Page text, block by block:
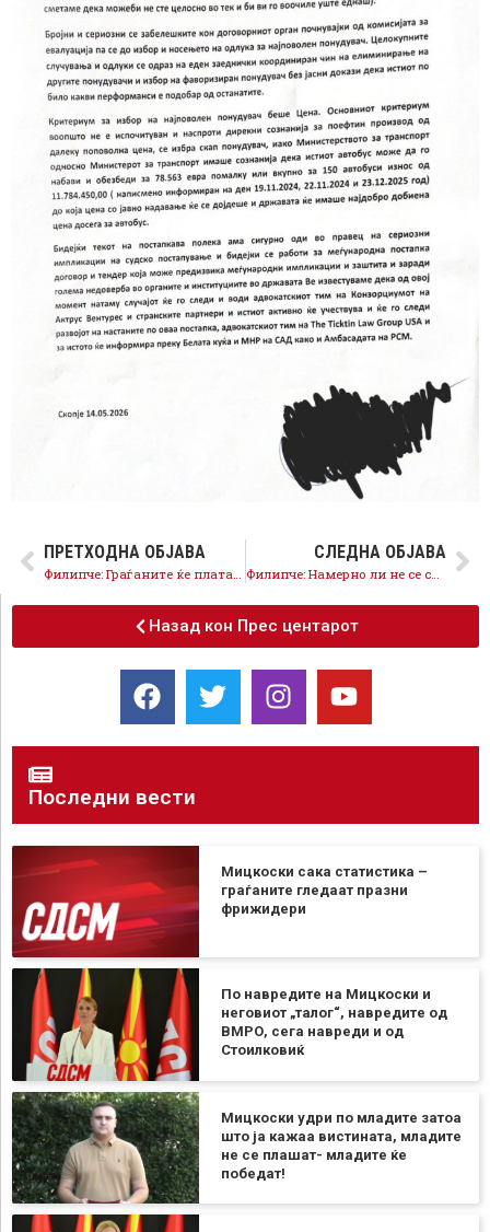
ПРЕТХОДНА ОБЈАВА СЛЕДНА ОБЈАВА
Филипче: Намерно ли не се спроведуваат реформите за ЕУ за да се земаат скапи кредити?
Назад кон Прес центарот
Последни вести
Мицкоски сака статистика –
граѓаните гледаат празни
фрижидери
По навредите на Мицкоски и
неговиот „талог“, навредите од
ВМРО, сега навреди и од
Стоилковиќ
Мицкоски удри по младите затоа
што ја кажаа вистината, младите
не се плашат- младите ќе
победат!